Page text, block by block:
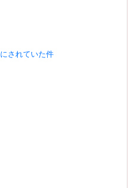
されていた件